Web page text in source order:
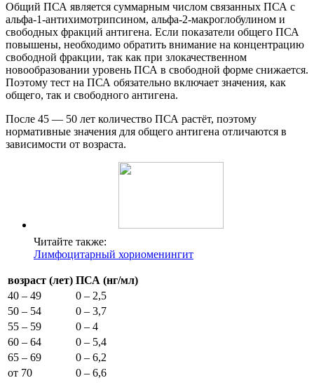
Общий ПСА является суммарным числом связанных ПСА с
альфа-1-антихимотрипсином, альфа-2-макроглобулином и
свободных фракций антигена. Если показатели общего ПСА
повышены, необходимо обратить внимание на концентрацию
свободной фракции, так как при злокачественном
новообразовании уровень ПСА в свободной форме снижается.
Поэтому тест на ПСА обязательно включает значения, как
общего, так и свободного антигена.
После 45 — 50 лет количество ПСА растёт, поэтому
нормативные значения для общего антигена отличаются в
зависимости от возраста.
Читайте также:
Лимфоцитарный хориоменингит
возраст (лет) ПСА (нг/мл)
40 – 49
0 – 2,5
50 – 54
0 – 3,7
55 – 59
0 – 4
60 – 64
0 – 5,4
65 – 69
0 – 6,2
от 70
0 – 6,6